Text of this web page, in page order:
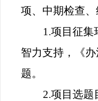
项、中期检查
1.项目征
智力支持，
《
题。
2.项目选题